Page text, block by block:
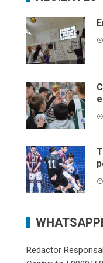
Redactor